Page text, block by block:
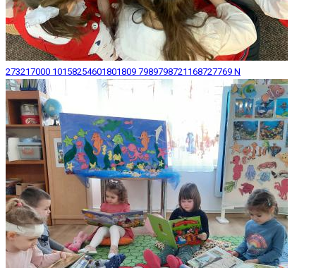
273217000 10158254601801809 7989798721168727769 N